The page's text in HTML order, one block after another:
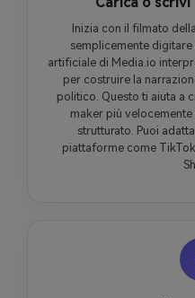
Inizia con il filmato
semplicemente
artificiale di Media.io
per costruire la
politico. Questo ti aiuta a
maker più
strutturato. Puoi
piattaforme come